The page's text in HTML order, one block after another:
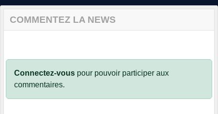
COMMENTEZ LA NEWS
Connectez-vous pour pouvoir participer aux
commentaires.